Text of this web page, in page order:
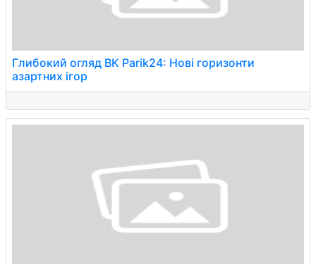
Глибокий огляд BK Parik24: Нові горизонти
азартних ігор